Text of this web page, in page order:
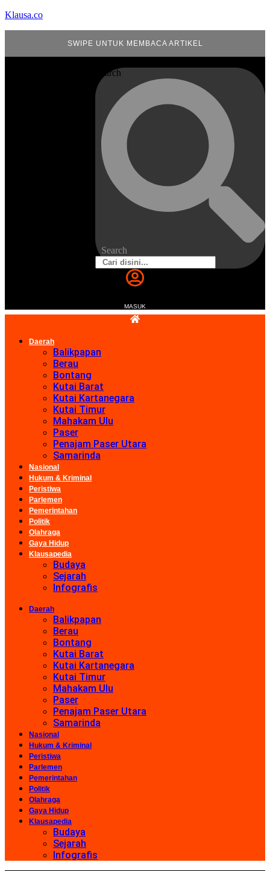
Klausa.co
SWIPE UNTUK MEMBACA ARTIKEL
Search
Search
MASUK
Daerah
Balikpapan
Berau
Bontang
Kutai Barat
Kutai Kartanegara
Kutai Timur
Mahakam Ulu
Paser
Penajam Paser Utara
Samarinda
Nasional
Hukum & Kriminal
Peristiwa
Parlemen
Pemerintahan
Politik
Olahraga
Gaya Hidup
Klausapedia
Budaya
Sejarah
Infografis
Daerah
Balikpapan
Berau
Bontang
Kutai Barat
Kutai Kartanegara
Kutai Timur
Mahakam Ulu
Paser
Penajam Paser Utara
Samarinda
Nasional
Hukum & Kriminal
Peristiwa
Parlemen
Pemerintahan
Politik
Olahraga
Gaya Hidup
Klausapedia
Budaya
Sejarah
Infografis